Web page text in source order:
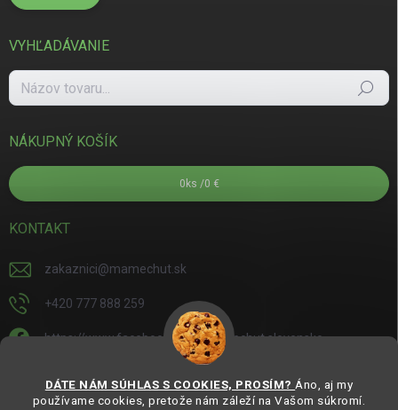
DÁTE NÁM SÚHLAS S COOKIES, PROSÍM? Áno, aj my
používame cookies, pretože nám záleží na Vašom súkromí.
VYHĽADÁVANIE
Hľadať
NÁKUPNÝ KOŠÍK
0 ks /0 €
KONTAKT
zakaznici@mamechut.sk
+420 777 888 259
https://www.facebook.com/mamechut.slovensko